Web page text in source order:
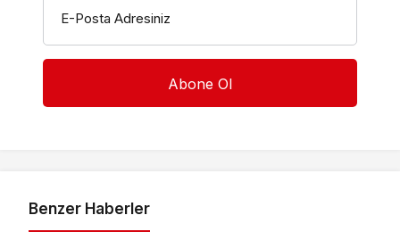
E-Posta Adresiniz
Benzer Haberler